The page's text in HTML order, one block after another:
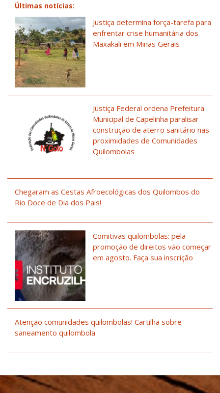
Últimas notícias:
Justiça determina força-tarefa para
enfrentar crise humanitária dos
Maxakali em Minas Gerais
Justiça Federal ordena Prefeitura
Municipal de Capelinha paralisar
construção de aterro sanitário nas
proximidades de Comunidades
Quilombolas
Chegaram as Cestas Afroecológicas dos Quilombos do
Rio Doce de Dia dos Pais!
Comitivas quilombolas: pela
promoção de direitos vão começar
em agosto. Faça sua inscrição
Atenção comunidades quilombolas! Cartilha sobre
saneamento quilombola